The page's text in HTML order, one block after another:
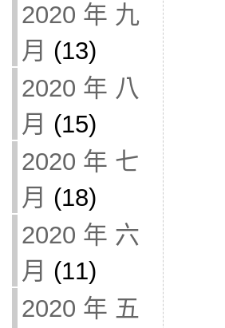
2020 年 九
月 (13)
2020 年 八
月 (15)
2020 年 七
月 (18)
2020 年 六
月 (11)
2020 年 五